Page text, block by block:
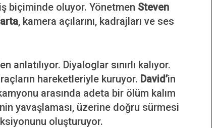
biçiminde oluyor. Yönetmen Steven
, kamera açılarını, kadrajları ve ses
Diyaloglar sınırlı kalıyor.
hareketleriyle kuruyor. David’in
arasında adeta bir ölüm kalım
yavaşlaması, üzerine doğru sürmesi
oluşturuyor.